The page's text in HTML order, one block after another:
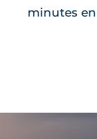
minutes